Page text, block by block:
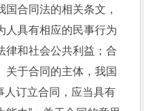
合同法的相关条文，
人具有相应的民事行为
律和社会公共利益；合
关于合同的主体，我国
人订立合同，应当具有